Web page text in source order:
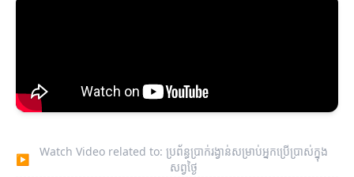
▶
Watch Video related to: ប្រព័ន្ធប្រាក់រង្វាន់សម្រាប់អ្នកប្រើប្រាស់ក្នុង
សព្វថ្ងៃ